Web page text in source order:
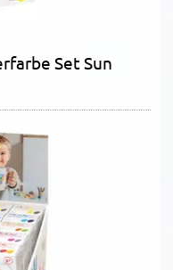
Set Sun